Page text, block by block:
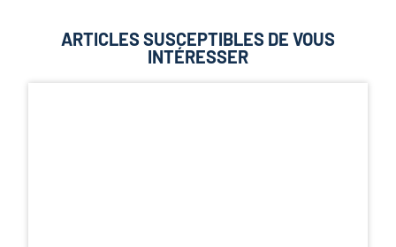
ARTICLES SUSCEPTIBLES DE VOUS
INTÉRESSER